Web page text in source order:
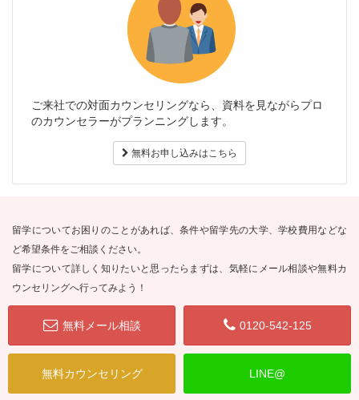
ご来社での対面カウンセリングなら、資料を見ながらプロ
のカウンセラーがプランニングします。
無料お申し込みはこちら
留学についてお困りのことがあれば、条件や留学先の大学、学校費用などな
ど希望条件をご相談ください。
留学について詳しく知りたいと思ったらまずは、気軽にメール相談や無料カ
ウンセリングへ行ってみよう！
無料メール相談 0120-542-125
無料カウンセリング LINE@